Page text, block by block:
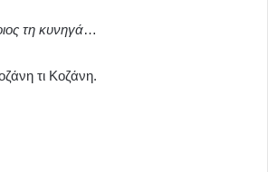
τη κυνηγά…
τι Κοζάνη.